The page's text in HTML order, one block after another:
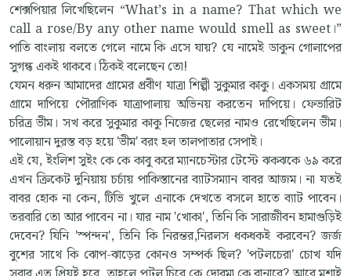
শেক্সপিয়ার লিখেছিলেন “What’s in a name? That which we
call a rose/By any other name would smell as sweet।”
পাতি বাংলায় বলতে গেলে নামে কি এসে যায়? যে নামেই ডাকুন গোলাপের
সুগন্ধ একই থাকবে। ঠিকই বলেছেন তো!
যেমন ধরুন আমাদের গ্রামের প্রবীণ যাত্রা শিল্পী সুকুমার কাকু। একসময় গ্রামে
গ্রামে দাপিয়ে পৌরাণিক যাত্রাপালায় অভিনয় করতেন দাপিয়ে। ফেভারিট
চরিত্র ভীম। সখ করে সুকুমার কাকু নিজের ছেলের নামও রেখেছিলেন ভীম।
পালোয়ান দুরস্ত বড় হয়ে 'ভীম' বরং হল তালপাতার সেপাই।
এই যে, ইংলিশ সুইং কে কে কাবু করে ম্যানচেস্টার টেস্টে ঝকঝকে ৬৯ করে
এখন ক্রিকেট দুনিয়ায় চর্চায় পাকিস্তানের ব্যাটসম্যান বাবর আজম। না যতই
বাবর হোক না কেন, টিভি খুলে এনাকে দেখতে বসলে হাতে ব্যাট পাবেন।
তরবারি তো আর পাবেন না। যার নাম 'খোকা', তিনি কি সারাজীবন হামাগুড়িই
দেবেন? যিনি 'স্পন্দন', তিনি কি নিরন্তর,নিরলস ধকধকই করবেন? জর্জ
বুশের সাথে কি ঝোপ-ঝাড়ের কোনও সম্পর্ক ছিল? 'পটলচেরা' চোখ যদি